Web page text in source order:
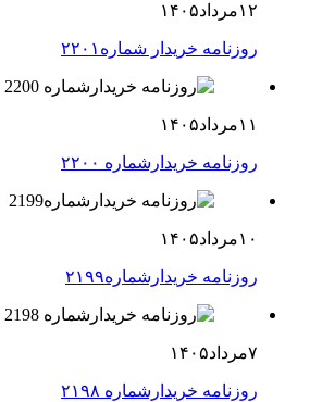
۱۲مرداد۱۴۰۵
روزنامه خریدار شماره۲۲۰۱
۱۱مرداد۱۴۰۵
روزنامه خریدارشماره ۲۲۰۰
۱۰مرداد۱۴۰۵
روزنامه خریدارشماره۲۱۹۹
۷مرداد۱۴۰۵
روزنامه خریدارشماره ۲۱۹۸